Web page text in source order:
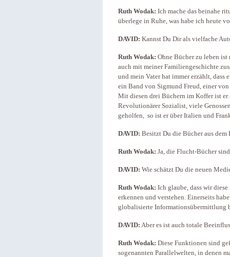
Ruth Wodak: Ich mache das beinahe
überlege in Ruhe, was habe ich heute
DAVID: Kannst Du Dir als vielfache
Ruth Wodak: Ohne Bücher zu leben
auch mit meiner Familiengeschichte
und mein Vater hat immer erzählt, dass
ein Band von Sigmund Freud, einer
Mit diesen drei Büchern im Koffer ist
Revolutionärer Sozialist, viele
geholfen, so ist er über Italien und
DAVID: Besitzt Du die Bücher aus dem
Ruth Wodak: Ja, die Flucht-Bücher
DAVID: Wie schätzt Du die neuen
Ruth Wodak: Ich glaube, dass wir
erkennen und verstehen. Einerseits
globalisierte Informationsübermittlung
DAVID: Aber es ist auch totale
Ruth Wodak: Diese Funktionen sind
sogenannten Parallelwelten, in denen